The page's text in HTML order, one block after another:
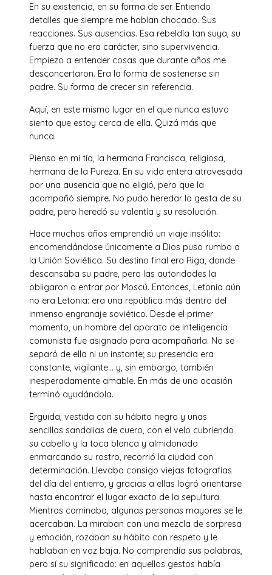
En su existencia, en su forma de ser. Entiendo
detalles que siempre me habían chocado. Sus
reacciones. Sus ausencias. Esa rebeldía tan suya, su
fuerza que no era carácter, sino supervivencia.
Empiezo a entender cosas que durante años me
desconcertaron. Era la forma de sostenerse sin
padre. Su forma de crecer sin referencia.
Aquí, en este mismo lugar en el que nunca estuvo
siento que estoy cerca de ella. Quizá más que
nunca.
Pienso en mi tía, la hermana Francisca, religiosa,
hermana de la Pureza. En su vida entera atravesada
por una ausencia que no eligió, pero que la
acompañó siempre. No pudo heredar la gesta de su
padre, pero heredó su valentía y su resolución.
Hace muchos años emprendió un viaje insólito:
encomendándose únicamente a Dios puso rumbo a
la Unión Soviética. Su destino final era Riga, donde
descansaba su padre, pero las autoridades la
obligaron a entrar por Moscú. Entonces, Letonia aún
no era Letonia: era una república más dentro del
inmenso engranaje soviético. Desde el primer
momento, un hombre del aparato de inteligencia
comunista fue asignado para acompañarla. No se
separó de ella ni un instante; su presencia era
constante, vigilante… y, sin embargo, también
inesperadamente amable. En más de una ocasión
terminó ayudándola.
Erguida, vestida con su hábito negro y unas
sencillas sandalias de cuero, con el velo cubriendo
su cabello y la toca blanca y almidonada
enmarcando su rostro, recorrió la ciudad con
determinación. Llevaba consigo viejas fotografías
del día del entierro, y gracias a ellas logró orientarse
hasta encontrar el lugar exacto de la sepultura.
Mientras caminaba, algunas personas mayores se le
acercaban. La miraban con una mezcla de sorpresa
y emoción, rozaban su hábito con respeto y le
hablaban en voz baja. No comprendía sus palabras,
pero sí su significado: en aquellos gestos había